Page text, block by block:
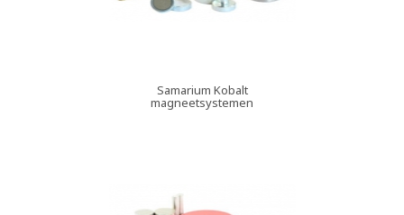
Samarium Kobalt
magneetsystemen